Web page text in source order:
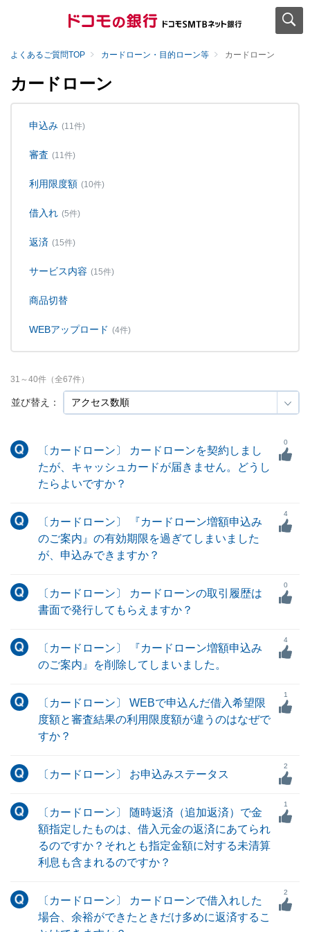
よくあるご質問TOP カードローン・目的ローン等 カードローン
カードローン
申込み (11件)
審査 (11件)
利用限度額 (10件)
借入れ (5件)
返済 (15件)
サービス内容 (15件)
商品切替
WEBアップロード (4件)
並び替え：
31 ～40件（全67件）
〔カードローン〕 カードローンを契約しまし
たが、キャッシュカードが届きません。どうし
たらよいですか？
0
〔カードローン〕 『カードローン増額申込み
のご案内』の有効期限を過ぎてしまいました
が、申込みできますか？
4
〔カードローン〕 カードローンの取引履歴は
書面で発行してもらえますか？
0
〔カードローン〕 『カードローン増額申込み
のご案内』を削除してしまいました。
4
〔カードローン〕 WEBで申込んだ借入希望限
度額と審査結果の利用限度額が違うのはなぜで
すか？
1
〔カードローン〕 お申込みステータス
2
〔カードローン〕 随時返済（追加返済）で金
額指定したものは、借入元金の返済にあてられ
るのですか？それとも指定金額に対する未清算
利息も含まれるのですか？
1
〔カードローン〕 カードローンで借入れした
場合、余裕ができたときだけ多めに返済するこ
2